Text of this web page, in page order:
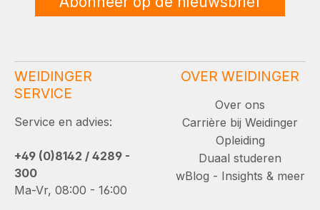
WEIDINGER
SERVICE
Service en advies:
+49 (0)8142 / 4289 -
300
Ma-Vr, 08:00 - 16:00
OVER WEIDINGER
Over ons
Carrière bij Weidinger
Opleiding
Duaal studeren
wBlog - Insights & meer